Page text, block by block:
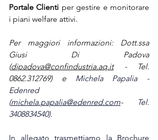
Portale Clienti per gestire e monitorare
i piani welfare attivi.
Per maggiori informazioni: Dott.ssa
Giusi Di Padova
(dipadova@confindustria.aq.it - Tel.
0862.312769) e Michela Papalia -
Edenred
(michela.papalia@edenred.com- Tel.
3408834540).
In allegato trasmettiamo la Brochure